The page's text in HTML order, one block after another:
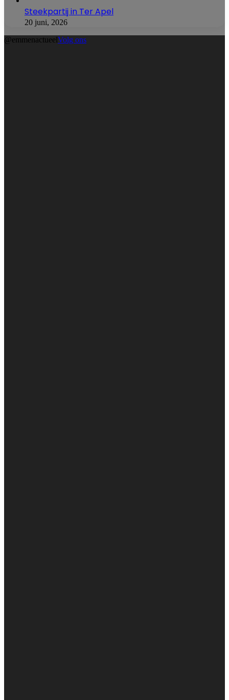
Steekpartij in Ter Apel
20 juni, 2026
@emmenactueelVolg ons